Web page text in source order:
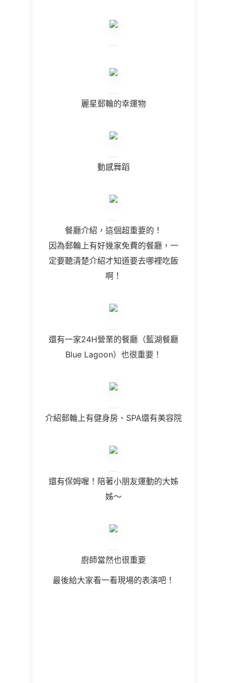
麗星郵輪的幸運物
動感舞蹈
餐廳介紹，這個超重要的！
因為郵輪上有好幾家免費的餐廳，一
定要聽清楚介紹才知道要去哪裡吃飯
啊！
還有一家24H營業的餐廳（藍湖餐廳
Blue Lagoon）也很重要！
介紹郵輪上有健身房、SPA還有美容院
還有保姆喔！陪著小朋友運動的大姊
姊～
廚師當然也很重要
最後給大家看一看現場的表演吧！